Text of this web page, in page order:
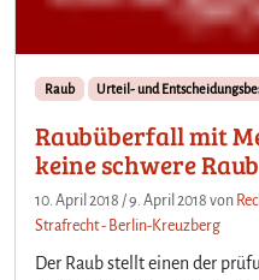
Raub Urteil- und
Raubüberfall mit
keine schwere
10. April 2018 /9. April 2018 von
Strafrecht - Berlin-Kreuzberg
Der Raub stellt einen der